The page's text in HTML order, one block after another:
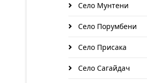
Село Мунтени
Село Порумбени
Село Присака
Село Сагайдач